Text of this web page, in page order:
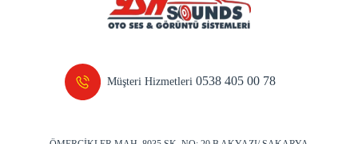
Müşteri Hizmetleri0538 405 00 78